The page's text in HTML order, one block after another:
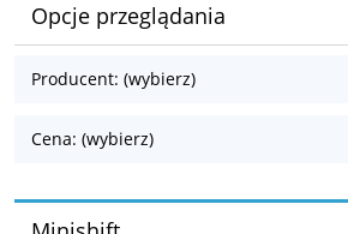
Opcje przeglądania
Producent: (wybierz)
Cena: (wybierz)